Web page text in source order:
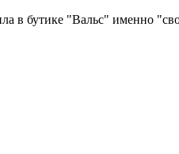
в бутике "Вальс" именно